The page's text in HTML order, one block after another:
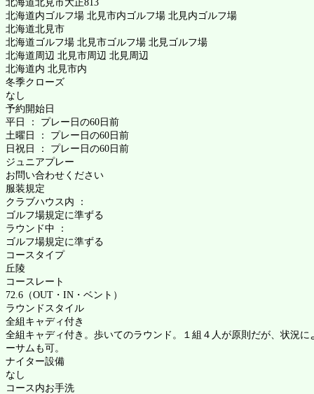
北海道内ゴルフ場 北見市内ゴルフ場 北見内ゴルフ場
北海道北見市
北海道ゴルフ場 北見市ゴルフ場 北見ゴルフ場
北海道周辺 北見市周辺 北見周辺
北海道内 北見市内
冬季クローズ
なし
予約開始日
平日 ： プレー日の60日前
土曜日 ： プレー日の60日前
日祝日 ： プレー日の60日前
ジュニアプレー
お問い合わせください
服装規定
クラブハウス内 ：
ゴルフ場規定に準ずる
ラウンド中 ：
ゴルフ場規定に準ずる
コースタイプ
丘陵
コースレート
72.6（OUT・IN・ベント）
ラウンドスタイル
全組キャディ付き
全組キャディ付き。歩いてのラウンド。１組４人が原則だが、状況に
ーサムも可。
ナイター設備
なし
コース内お手洗